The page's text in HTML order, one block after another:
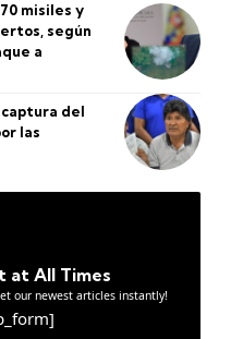
misiles y
según
a
del
las
at All Times
our newest articles instantly!